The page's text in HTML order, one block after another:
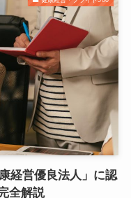
経営優良法人」に認
全解説